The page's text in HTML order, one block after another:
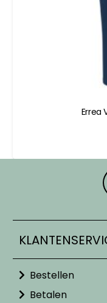
Errea
Bestellen
Betalen